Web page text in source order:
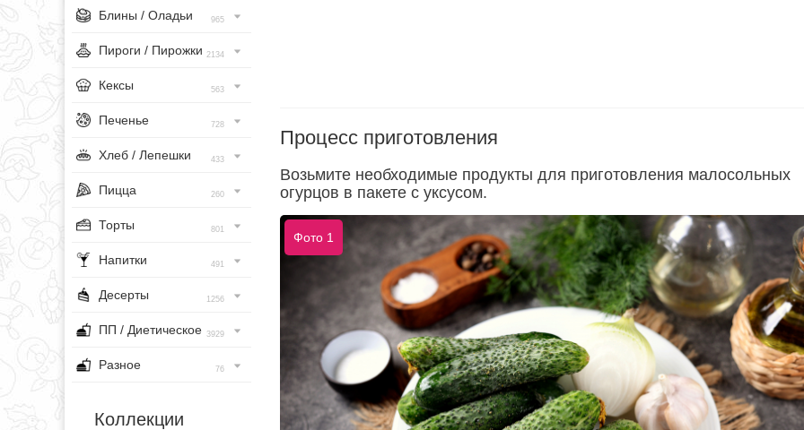
Блины / Оладьи 965
Пироги / Пирожки 2134
Кексы 563
Печенье 728
Хлеб / Лепешки 433
Пицца 260
Торты 801
Напитки 491
Десерты 1256
ПП / Диетическое 3929
Разное 76
Коллекции
Процесс приготовления
Возьмите необходимые продукты для приготовления малосольных
огурцов в пакете с уксусом.
Фото 1